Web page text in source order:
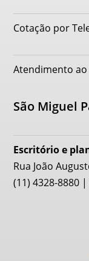
Cotação por
Atendimento ao
São Miguel
Escritório e
Rua João
(11) 4328-8880